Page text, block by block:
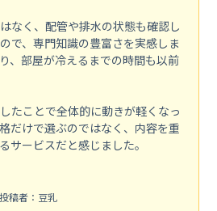
なく、配管や排水の状態も確認し
で、専門知識の豊富さを実感しま
、部屋が冷えるまでの時間も以前
たことで全体的に動きが軽くなっ
だけで選ぶのではなく、内容を重
サービスだと感じました。
投稿者：豆乳